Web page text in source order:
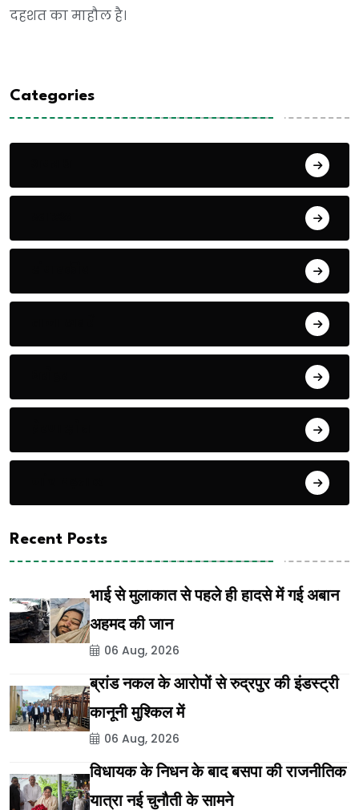
दहशत का माहौल है।
Categories
Recent Posts
भाई से मुलाकात से पहले ही हादसे में गई अबान
अहमद की जान
06 Aug, 2026
ब्रांड नकल के आरोपों से रुद्रपुर की इंडस्ट्री
कानूनी मुश्किल में
06 Aug, 2026
विधायक के निधन के बाद बसपा की राजनीतिक
यात्रा नई चुनौती के सामने